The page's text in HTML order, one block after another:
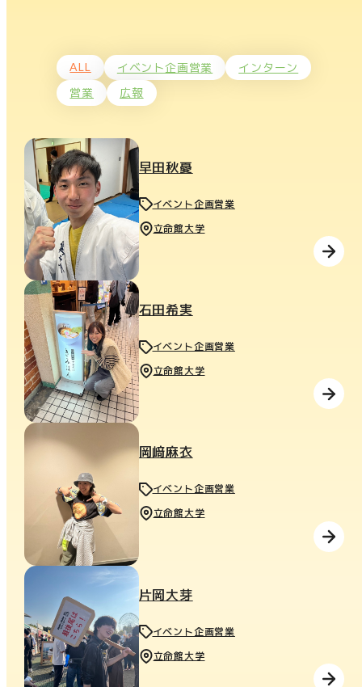
ALL イベント企画営業
インターン
営業
広報
早田秋憂
イベント企画営業
立命館大学
石田希実
イベント企画営業
立命館大学
岡﨑麻衣
イベント企画営業
立命館大学
片岡大芽
イベント企画営業
立命館大学